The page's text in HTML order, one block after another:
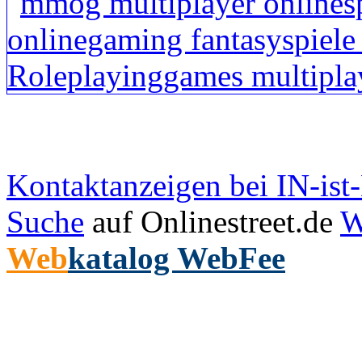
Kontaktanzeigen bei IN-
Suche auf Onlinestreet.de
Webkatalog WebFee